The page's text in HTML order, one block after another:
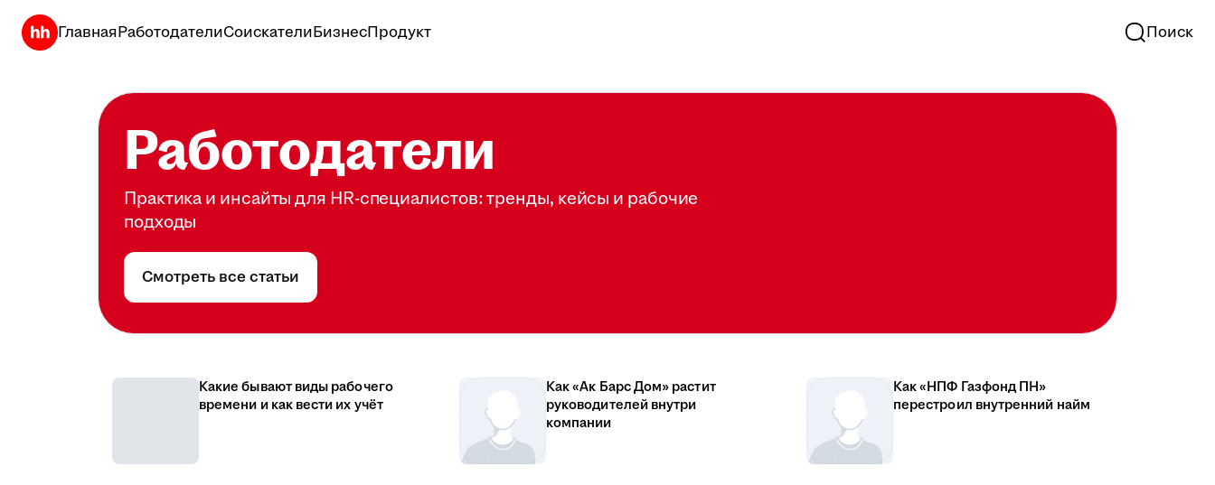
ГлавнаяРаботодателиСоискателиБизнесПродукт Поиск
Работодатели
Практика и инсайты для HR-специалистов: тренды, кейсы и рабочие
подходы
Смотреть все статьи
Какие бывают виды рабочего
времени и как вести их учёт
Как «Ак Барс Дом» растит
руководителей внутри
компании
Как «НПФ Газфонд ПН»
перестроил внутренний найм